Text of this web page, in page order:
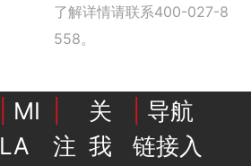
了解详情请联系400-027-8
558。
MI
LA
关
注我
导航
链接入